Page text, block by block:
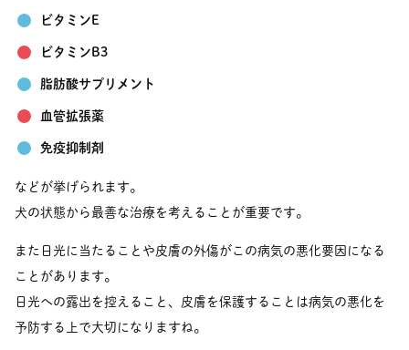
ビタミンE
ビタミンB3
脂肪酸サプリメント
血管拡張薬
免疫抑制剤
などが挙げられます。
犬の状態から最善な治療を考えることが重要です。
また日光に当たることや皮膚の外傷がこの病気の悪化要因になる
ことがあります。
日光への露出を控えること、皮膚を保護することは病気の悪化を
予防する上で大切になりますね。